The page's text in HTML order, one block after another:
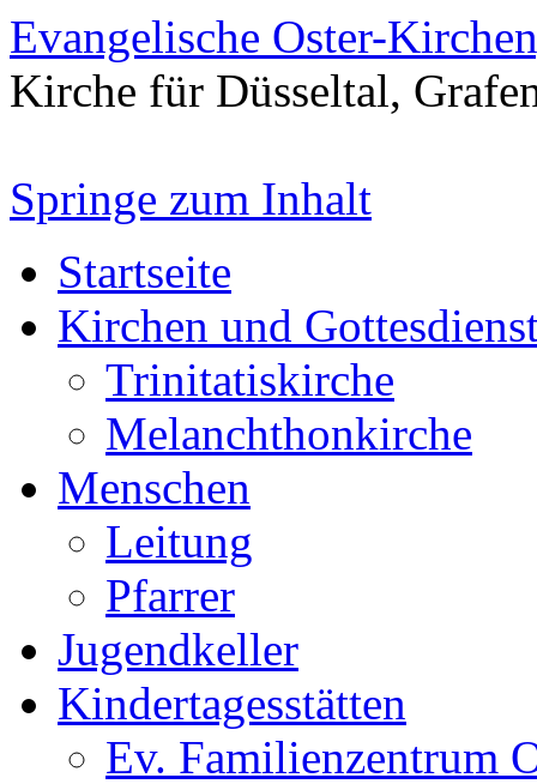
Evangelische Oster-
Kirche für Düsseltal,
Springe zum Inhalt
Startseite
Kirchen und
Trinitatiskirche
Melanchthonkirche
Menschen
Leitung
Pfarrer
Jugendkeller
Kindertagesstätten
Ev. Familienzentrum